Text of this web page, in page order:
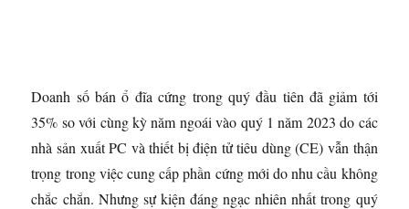
Doanh số bán ổ đĩa cứng trong quý đầu tiên đã giảm tới
35% so với cùng kỳ năm ngoái vào quý 1 năm 2023 do các
nhà sản xuất PC và thiết bị điện tử tiêu dùng (CE) vẫn thận
trọng trong việc cung cấp phần cứng mới do nhu cầu không
chắc chắn. Nhưng sự kiện đáng ngạc nhiên nhất trong quý